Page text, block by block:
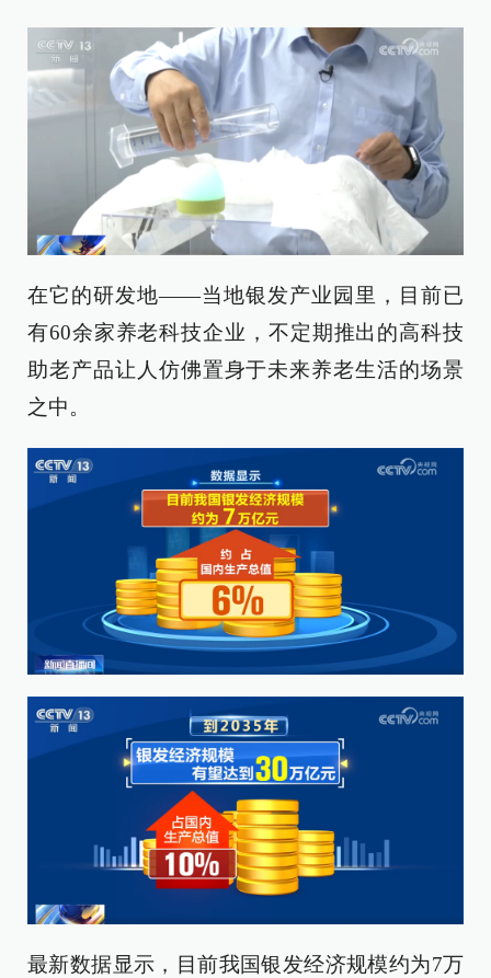
在它的研发地——当地银发产业园里，目前已
有60余家养老科技企业，不定期推出的高科技
助老产品让人仿佛置身于未来养老生活的场景
之中。
最新数据显示，目前我国银发经济规模约为7万